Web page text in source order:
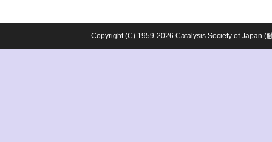
Copyright (C) 1959-2026 Catalysis Society of Japan (